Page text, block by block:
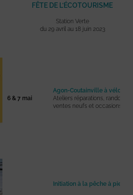
FÊTE DE L’ÉCOTOURISME
Station Verte
du 29 avril au 18 juin 2023
6 & 7 mai
Agon-Coutainville à vélo
Ateliers réparations,
ventes neufs et occasions,
Initiation à la pêche à pied